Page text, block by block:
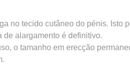
no tecido cutâneo do pénis. Isto
de alargamento é definitivo.
o tamanho em erecção